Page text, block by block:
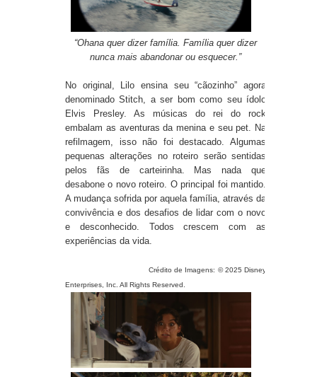
“Ohana quer dizer família. Família quer dizer
nunca mais abandonar ou esquecer.”
No original, Lilo ensina seu “cãozinho” agora
denominado Stitch, a ser bom como seu ídolo
Elvis Presley. As músicas do rei do rock
embalam as aventuras da menina e seu pet. Na
refilmagem, isso não foi destacado. Algumas
pequenas alterações no roteiro serão sentidas
pelos fãs de carteirinha. Mas nada que
desabone o novo roteiro. O principal foi mantido.
A mudança sofrida por aquela família, através da
convivência e dos desafios de lidar com o novo
e desconhecido. Todos crescem com as
experiências da vida.
Crédito de Imagens: © 2025 Disney
Enterprises, Inc. All Rights Reserved.